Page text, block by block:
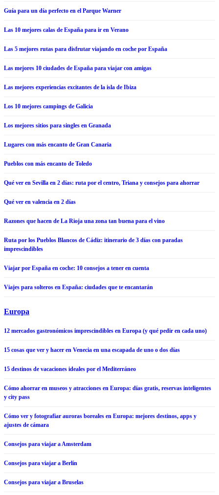
Guía para un día perfecto en el Parque Warner
Las 10 mejores calas de España para ir en Verano
Las 5 mejores rutas para disfrutar viajando en coche por España
Las mejores 10 ciudades de España para viajar con amigas
Las mejores experiencias excitantes de la isla de Ibiza
Los 10 mejores campings de Galicia
Los mejores sitios para singles en Granada
Lugares con más encanto de Gran Canaria
Pueblos con más encanto de Toledo
Qué ver en Sevilla en 2 días: ruta por el centro, Triana y consejos para ahorrar
Qué ver en valencia en 2 días
Razones que hacen de La Rioja una zona tan buena para el vino
Ruta por los Pueblos Blancos de Cádiz: itinerario de 3 días con paradas
imprescindibles
Viajar por España en coche: 10 consejos a tener en cuenta
Viajes para solteros en España: ciudades que te encantarán
Europa
12 mercados gastronómicos imprescindibles en Europa (y qué pedir en cada uno)
15 cosas que ver y hacer en Venecia en una escapada de uno o dos días
15 destinos de vacaciones ideales por el Mediterráneo
Cómo ahorrar en museos y atracciones en Europa: días gratis, reservas inteligentes
y city pass
Cómo ver y fotografiar auroras boreales en Europa: mejores destinos, apps y
ajustes de cámara
Consejos para viajar a Amsterdam
Consejos para viajar a Berlín
Consejos para viajar a Bruselas